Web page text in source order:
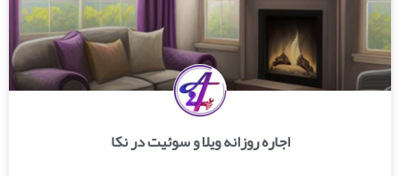
اجاره روزانه ویلا و سوئیت در نکا